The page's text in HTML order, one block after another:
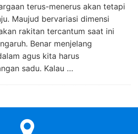
terus-menerus akan tetapi
Maujud bervariasi dimensi
rakitan tercantum saat ini
Benar menjelang
agus kita harus
sadu. Kalau …